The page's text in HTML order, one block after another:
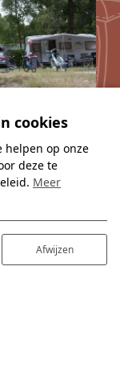
Slot
en
mag
cookies
helpen op onze
deze te
Meer
Afwijzen